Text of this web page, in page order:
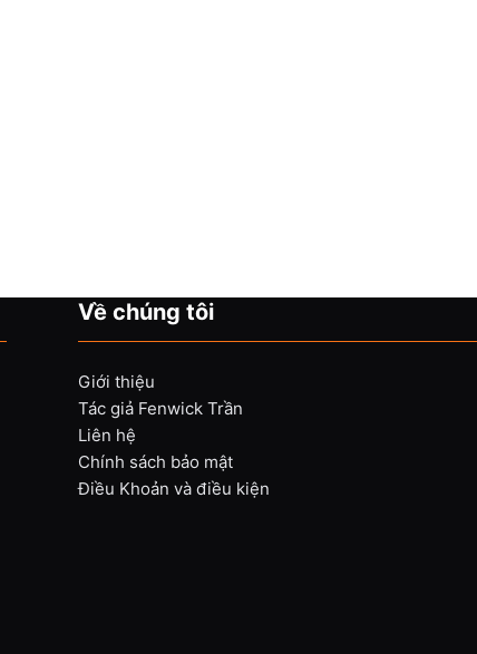
Về chúng tôi
Giới thiệu
Tác giả Fenwick Trần
Liên hệ
Chính sách bảo mật
Điều Khoản và điều kiện